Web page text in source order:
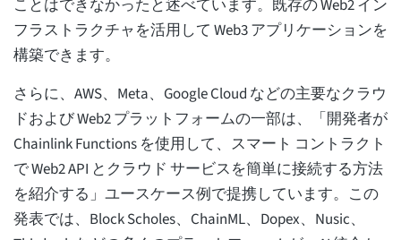
ことはできなかったと述べています。既存の Web2 イン
フラストラクチャを活用して Web3 アプリケーションを
構築できます。
さらに、AWS、Meta、Google Cloud などの主要なクラウ
ドおよび Web2 プラットフォームの一部は、「開発者が
Chainlink Functions を使用して、スマート コントラクト
で Web2 API とクラウド サービスを簡単に接続する方法
を紹介する」ユースケース例で提携しています。この
発表では、Block Scholes、ChainML、Dopex、Nusic、